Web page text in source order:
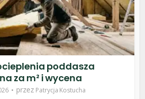
poddasza
za m² i wycena
przez Patrycja Kostucha